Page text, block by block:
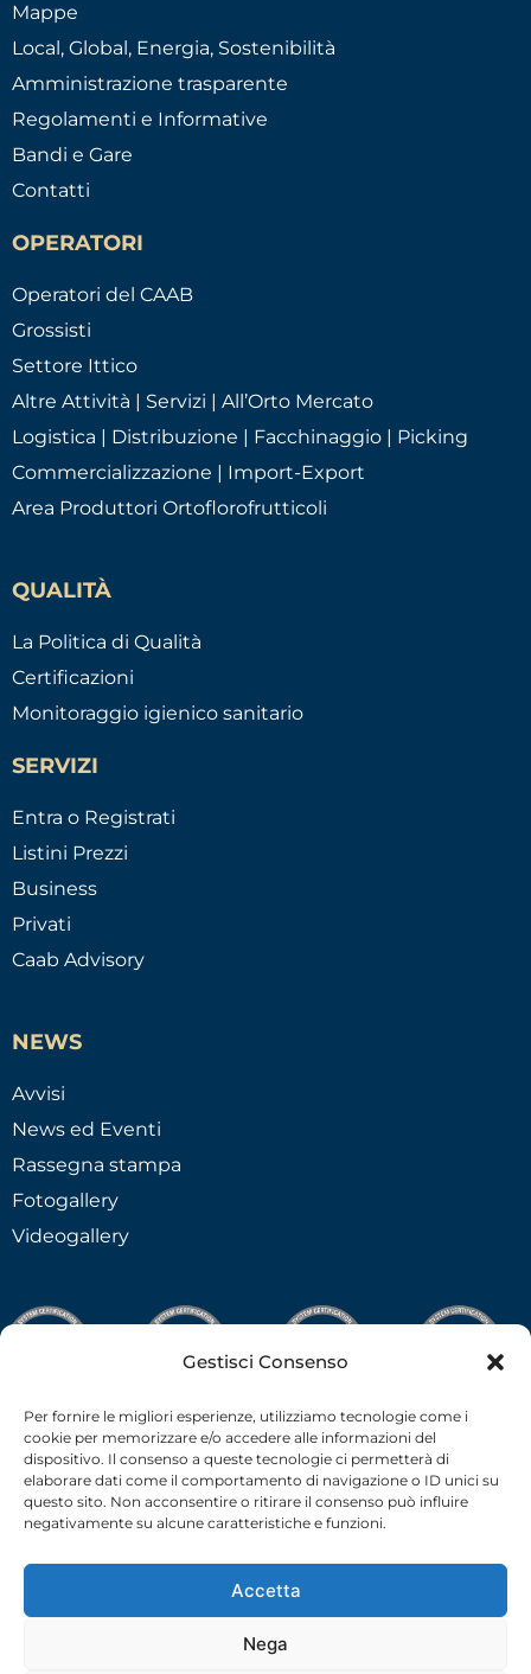
Gestisci Consenso
Per fornire le migliori esperienze, utilizziamo tecnologie come i
cookie per memorizzare e/o accedere alle informazioni del
dispositivo. Il consenso a queste tecnologie ci permetterà di
elaborare dati come il comportamento di navigazione o ID unici su
questo sito. Non acconsentire o ritirare il consenso può influire
negativamente su alcune caratteristiche e funzioni.
Accetta
Nega
Mappe
Local, Global, Energia, Sostenibilità
Amministrazione trasparente
Regolamenti e Informative
Bandi e Gare
Contatti
OPERATORI
Operatori del CAAB
Grossisti
Settore Ittico
Altre Attività | Servizi | All’Orto Mercato
Logistica | Distribuzione | Facchinaggio | Picking
Commercializzazione | Import-Export
Area Produttori Ortoflorofrutticoli
QUALITÀ
La Politica di Qualità
Certificazioni
Monitoraggio igienico sanitario
SERVIZI
Entra o Registrati
Listini Prezzi
Business
Privati
Caab Advisory
NEWS
Avvisi
News ed Eventi
Rassegna stampa
Fotogallery
Videogallery
C.F.-P.I. 02538910379 all rights reserved © –